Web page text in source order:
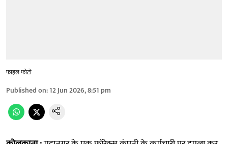
फाइल फोटो
Published on:12 Jun 2026, 8:51 pm